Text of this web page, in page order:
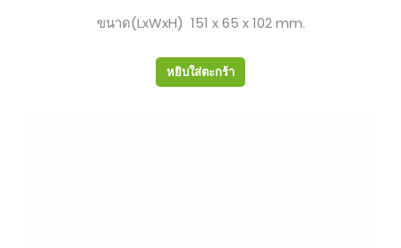
ขนาด(LxWxH) 151 x 65 x 102 mm.
หยิบใส่ตะกร้า